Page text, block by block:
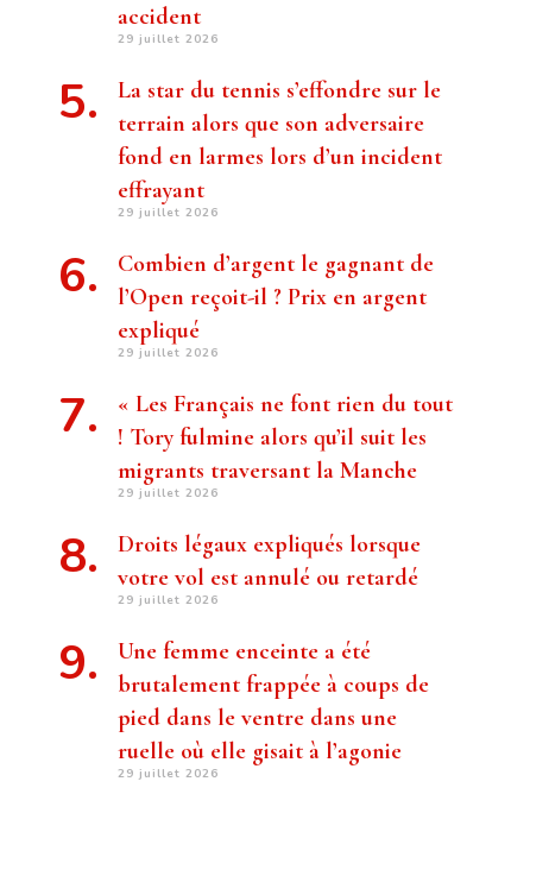
accident
29 juillet 2026
La star du tennis s’effondre sur le
terrain alors que son adversaire
fond en larmes lors d’un incident
effrayant
29 juillet 2026
Combien d’argent le gagnant de
l’Open reçoit-il ? Prix ​​en argent
expliqué
29 juillet 2026
« Les Français ne font rien du tout
! Tory fulmine alors qu’il suit les
migrants traversant la Manche
29 juillet 2026
Droits légaux expliqués lorsque
votre vol est annulé ou retardé
29 juillet 2026
Une femme enceinte a été
brutalement frappée à coups de
pied dans le ventre dans une
ruelle où elle gisait à l’agonie
29 juillet 2026